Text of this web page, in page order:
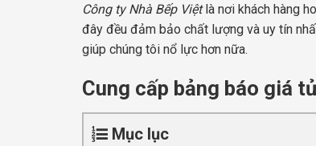
Công ty Nhà Bếp Việtlà nơi khách hàng
đây đều đảm bảo chất lượng và uy tín
giúp chúng tôi nổ lực hơn nữa.
Cung cấp bảng báo giá
Mục lục